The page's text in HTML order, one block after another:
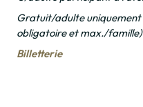
Gratuit/adulte
obligatoire et max./
Billetterie